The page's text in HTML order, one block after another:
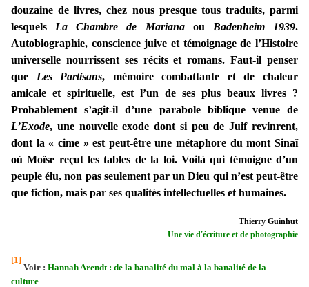
douzaine de livres, chez nous presque tous traduits, parmi
lesquels La Chambre de Mariana ou Badenheim 1939.
Autobiographie, conscience juive et témoignage de l’Histoire
universelle nourrissent ses récits et romans. Faut-il penser
que Les Partisans, mémoire combattante et de chaleur
amicale et spirituelle, est l’un de ses plus beaux livres ?
Probablement s’agit-il d’une parabole biblique venue de
L’Exode, une nouvelle exode dont si peu de Juif revinrent,
dont la « cime » est peut-être une métaphore du mont Sinaï
où Moïse reçut les tables de la loi. Voilà qui témoigne d’un
peuple élu, non pas seulement par un Dieu qui n’est peut-être
que fiction, mais par ses qualités intellectuelles et humaines.
Thierry Guinhut
Une vie d'écriture et de photographie
[1]
Voir : Hannah Arendt : de la banalité du mal à la banalité de la
culture